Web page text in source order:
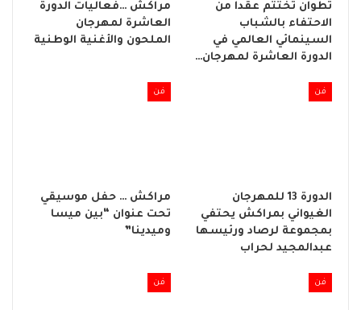
تطوان تختتم عقدا من
الاحتفاء بالشباب
السينمائي العالمي في
الدورة العاشرة لمهرجان…
مراكش …فعاليات الدورة
العاشرة لمهرجان
الملحون والأغنية الوطنية
فن
الدورة 13 للمهرجان
الغيواني بمراكش يحتفي
بمجموعة لرصاد ورئيسها
عبدالمجيد لحراب
فن
مراكش … حفل موسيقي
تحت عنوان “بين ميسا
وميدينا”
فن فن